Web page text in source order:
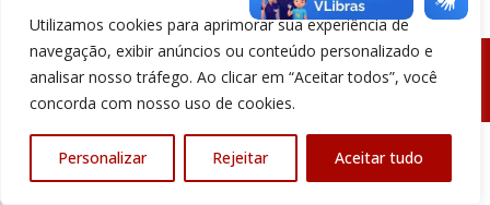
Utilizamos cookies para aprimorar sua experiência de
navegação, exibir anúncios ou conteúdo personalizado e
analisar nosso tráfego. Ao clicar em “Aceitar todos”, você
concorda com nosso uso de cookies.
Personalizar Rejeitar Aceitar tudo
© Revista Ensino Superior - Todos os direitos reservados